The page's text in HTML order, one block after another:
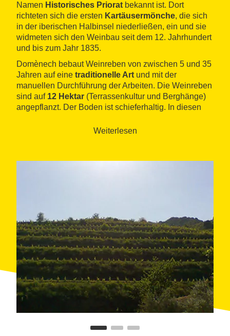
Namen Historisches Priorat bekannt ist. Dort
richteten sich die ersten Kartäusermönche, die sich
in der iberischen Halbinsel niederließen, ein und sie
widmeten sich den Weinbau seit dem 12. Jahrhundert
und bis zum Jahr 1835.
Domènech bebaut Weinreben von zwischen 5 und 35
Jahren auf eine traditionelle Art und mit der
manuellen Durchführung der Arbeiten. Die Weinreben
sind auf 12 Hektar (Terrassenkultur und Berghänge)
angepflanzt. Der Boden ist schieferhaltig. In diesen
über weniger Wasser und Nährstoffe und das fördert
stärkt. Auf der anderen Seite aber ist die Ernte
aus französischen Eichenholz (225 Liter) zwischen 6
und 8 Monaten (Halb-Crianza-Weine) oder zwischen
12 und 18 Monaten (Crianza-Weine) gelagert. Am
Schluss lagern sie in Flaschen bis sie bereit sind für
die Vermarktung.
Seine Weine sind die RotweineClos Penat und Petit
Clos Penat , die unter der
kontrollierten
Herkunftsbezeichnung Prioratein fruchtiges und
likörhaltiges Aroma entwickeln.Die Besuche, in
Weiterlesen